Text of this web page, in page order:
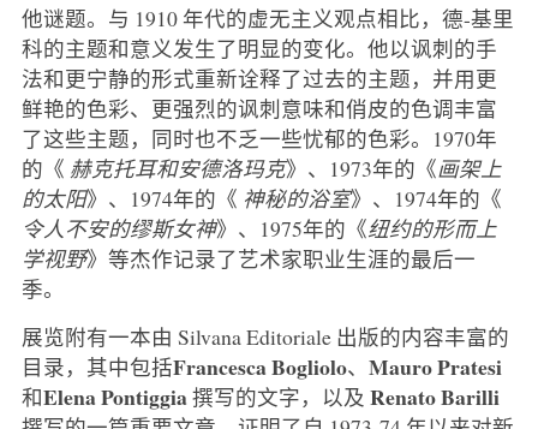
他谜题。与 1910 年代的虚无主义观点相比，德-基里
科的主题和意义发生了明显的变化。他以讽刺的手
法和更宁静的形式重新诠释了过去的主题，并用更
鲜艳的色彩、更强烈的讽刺意味和俏皮的色调丰富
了这些主题，同时也不乏一些忧郁的色彩。1970年
的《 赫克托耳和安德洛玛克》、1973年的《画架上
的太阳》、1974年的《 神秘的浴室》、1974年的《
令人不安的缪斯女神》、1975年的《纽约的形而上
学视野》等杰作记录了艺术家职业生涯的最后一
季。
展览附有一本由 Silvana Editoriale 出版的内容丰富的
目录，其中包括Francesca Bogliolo、 Mauro Pratesi
和Elena Pontiggia撰写的文字，以及 Renato Barilli